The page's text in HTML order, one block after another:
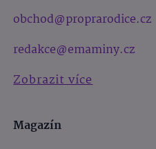
obchod@proprarodice.cz
redakce@emaminy.cz
Zobrazit více
Magazín